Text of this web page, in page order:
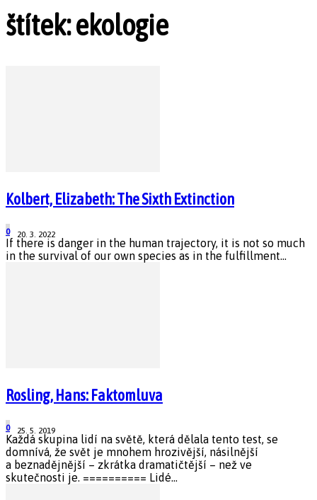
štítek: ekologie
Kolbert, Elizabeth: The Sixth Extinction
20. 3. 2022
0
If there is danger in the human trajectory, it is not so much
in the survival of our own species as in the fulfillment...
Rosling, Hans: Faktomluva
25. 5. 2019
0
Každá skupina lidí na světě, která dělala tento test, se
domnívá, že svět je mnohem hrozivější, násilnější
a beznadějnější – zkrátka dramatičtější – než ve
skutečnosti je. ========== Lidé...